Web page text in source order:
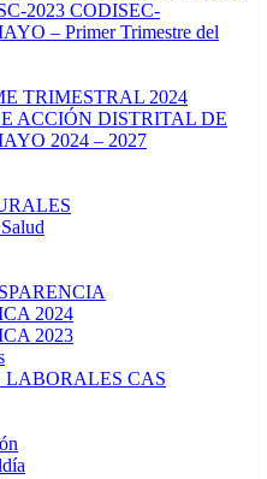
2023 CODISEC-
– Primer Trimestre del
TRIMESTRAL 2024
ACCIÓN DISTRITAL DE
2024 – 2027
2024
2023
CAS